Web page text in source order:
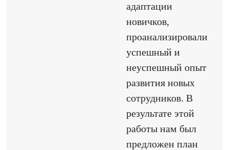
адаптации
новичков,
проанализировали
успешный и
неуспешный опыт
развития новых
сотрудников. В
результате этой
работы нам был
предложен план